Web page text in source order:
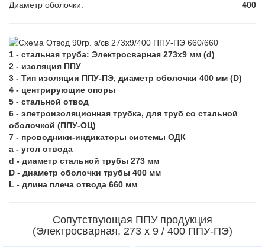
Диаметр оболочки:
400
1 - стальная труба: Электросварная 273х9 мм (d)
2 - изоляция ППУ
3 - Тип изоляции ППУ-ПЭ, диаметр оболочки 400 мм (D)
4 - центрирующие опоры
5 - стальной отвод
6 - элетроизоляционная трубка, для труб со стальной
оболочкой (ППУ-ОЦ)
7 - проводники-индикаторы системы ОДК
a - угол отвода
d - диаметр стальной трубы 273 мм
D - диаметр оболочки трубы 400 мм
L - длина плеча отвода 660 мм
Сопутствующая ППУ продукция
(Электросварная, 273 х 9 / 400 ППУ-ПЭ)